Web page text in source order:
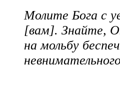
Молите Бога с
[вам]. Знайте,
на мольбу